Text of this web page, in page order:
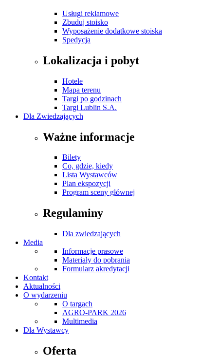
Usługi reklamowe
Zbuduj stoisko
Wyposażenie dodatkowe stoiska
Spedycja
Lokalizacja i pobyt
Hotele
Mapa terenu
Targi po godzinach
Targi Lublin S.A.
Dla Zwiedzających
Ważne informacje
Bilety
Co, gdzie, kiedy
Lista Wystawców
Plan ekspozycji
Program sceny głównej
Regulaminy
Dla zwiedzających
Media
Informacje prasowe
Materiały do pobrania
Formularz akredytacji
Kontakt
Aktualności
O wydarzeniu
O targach
AGRO-PARK 2026
Multimedia
Dla Wystawcy
Oferta